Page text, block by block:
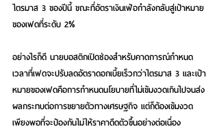
ไตรมาส 3 ของปีนี้ ขณะที่อัตราเงินเฟ้อกำลังกลับสู่เป้าหมาย
ของเฟดที่ระดับ 2%
อย่างไรก็ดี นายบอสติกเปิดช่องสำหรับคาดการณ์กำหนด
เวลาที่เฟดจะปรับลดอัตราดอกเบี้ยเร็วกว่าไตรมาส 3 และเป้า
หมายของเฟดคือการกำหนดนโยบายที่ไม่เข้มงวดเกินไปจนส่ง
ผลกระทบต่อการขยายตัวทางเศรษฐกิจ แต่ก็ต้องเข้มงวด
เพียงพอที่จะป้องกันไม่ให้ราคาดีดตัวขึ้นอย่างต่อเนื่อง